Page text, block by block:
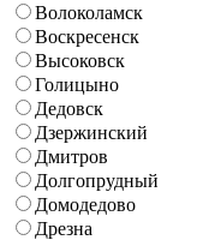
Волоколамск
Воскресенск
Высоковск
Голицыно
Дедовск
Дзержинский
Дмитров
Долгопрудный
Домодедово
Дрезна